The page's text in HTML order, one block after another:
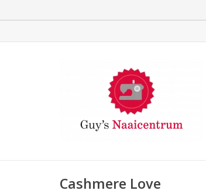
Cashmere Love